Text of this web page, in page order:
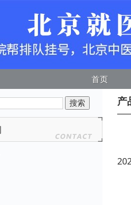
首页
产